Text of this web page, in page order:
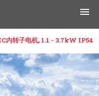
内转子电机, 1.1 - 3.7kW IP54